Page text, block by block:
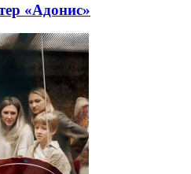
«Адонис»